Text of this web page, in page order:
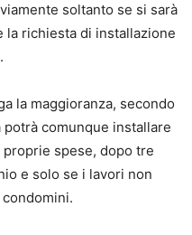
soltanto se si sarà
la richiesta di installazione
la maggioranza, secondo
comunque installare
spese, dopo tre
e solo se i lavori non